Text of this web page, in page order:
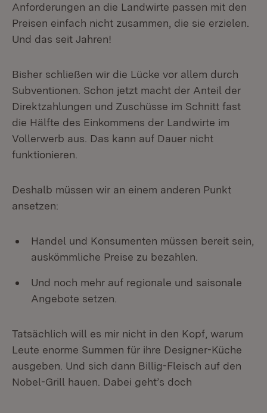
Anforderungen an die Landwirte passen mit den
Preisen einfach nicht zusammen, die sie erzielen.
Und das seit Jahren!
Bisher schließen wir die Lücke vor allem durch
Subventionen. Schon jetzt macht der Anteil der
Direktzahlungen und Zuschüsse im Schnitt fast
die Hälfte des Einkommens der Landwirte im
Vollerwerb aus. Das kann auf Dauer nicht
funktionieren.
Deshalb müssen wir an einem anderen Punkt
ansetzen:
Handel und Konsumenten müssen bereit sein,
auskömmliche Preise zu bezahlen.
Und noch mehr auf regionale und saisonale
Angebote setzen.
Tatsächlich will es mir nicht in den Kopf, warum
Leute enorme Summen für ihre Designer-Küche
ausgeben. Und sich dann Billig-Fleisch auf den
Nobel-Grill hauen. Dabei geht’s doch